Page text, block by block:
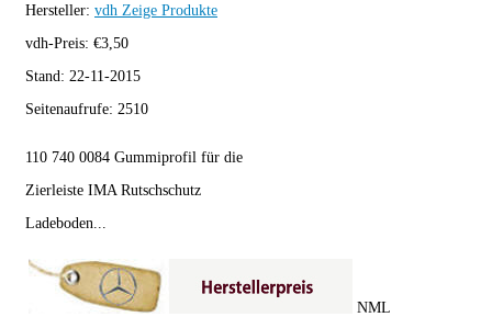
Hersteller: vdh Zeige Produkte
vdh-Preis: €3,50
Stand: 22-11-2015
Seitenaufrufe: 2510
110 740 0084 Gummiprofil für die
Zierleiste IMA Rutschschutz
Ladeboden...
NML